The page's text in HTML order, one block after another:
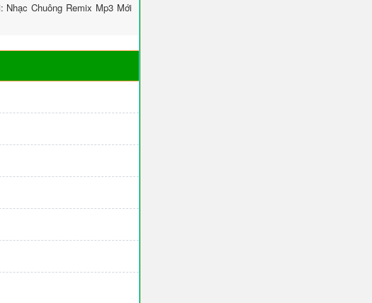
Chuông Remix Mp3 Mới